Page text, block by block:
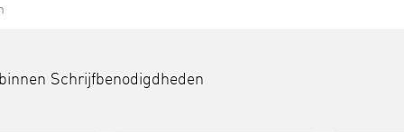
Schrijfbenodigdheden